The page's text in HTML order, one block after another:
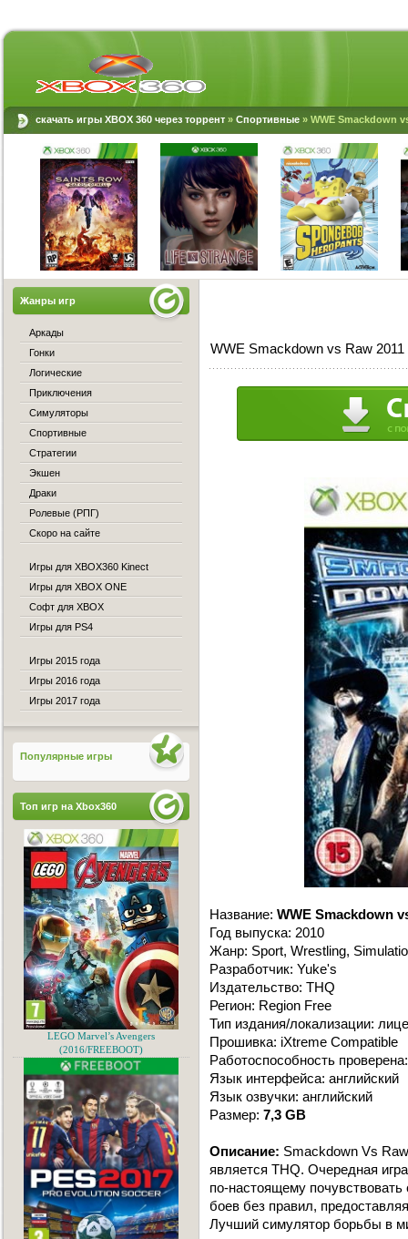
скачать игры XBOX 360 через торрент » Спортивные » WWE Smackdown
WWE Smackdown vs Raw 2011
Название: WWE Smackdown
Год выпуска: 2010
Жанр: Sport, Wrestling,
Разработчик: Yuke's
Издательство: THQ
Регион: Region Free
Тип издания/локализации:
Прошивка: iXtreme Compatible
Работоспособность
Язык интерфейса: английский
Язык озвучки: английский
Размер: 7,3 GB
Описание: Smackdown Vs
является THQ. Очередная
по-настоящему
боев без правил,
Лучший симулятор борьбы в
Жанры игр
Аркады
Гонки
Логические
Приключения
Симуляторы
Спортивные
Стратегии
Экшен
Драки
Ролевые (РПГ)
Скоро на сайте
Игры для XBOX360 Kinect
Игры для XBOX ONE
Софт для XBOX
Игры для PS4
Игры 2015 года
Игры 2016 года
Игры 2017 года
Популярные игры
Топ игр на Xbox360
LEGO Marvel’s Avengers
(2016/FREEBOOT)